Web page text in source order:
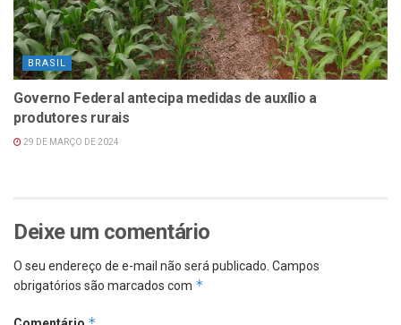
BRASIL
Governo Federal antecipa medidas de auxílio a
produtores rurais
29 DE MARÇO DE 2024
Deixe um comentário
O seu endereço de e-mail não será publicado. Campos
obrigatórios são marcados com *